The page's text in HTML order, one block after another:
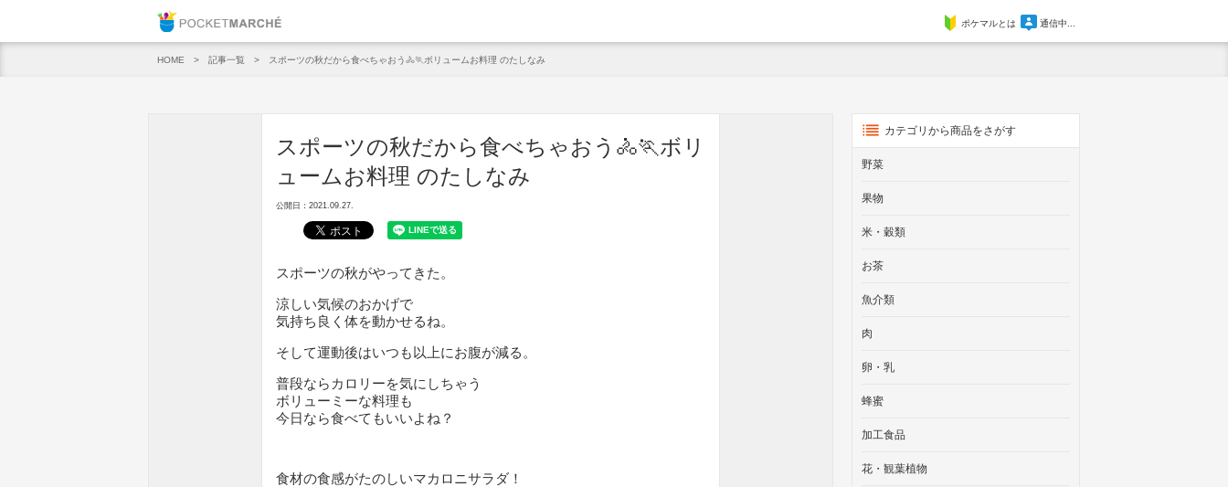
ポケマルとは 通信中...
HOME 記事一覧 スポーツの秋だから食べちゃおう🚴🏃ボリュームお料理 のたしなみ
スポーツの秋だから食べちゃおう🚴🏃ボリ
ュームお料理 のたしなみ
公開日：2021.09.27.
スポーツの秋がやってきた。
涼しい気候のおかげで
気持ち良く体を動かせるね。
そして運動後はいつも以上にお腹が減る。
普段ならカロリーを気にしちゃう
ボリューミーな料理も
今日なら食べてもいいよね？
食材の食感がたのしいマカロニサラダ！
カテゴリから商品をさがす
野菜
果物
米・穀類
お茶
魚介類
肉
卵・乳
蜂蜜
加工食品
花・観葉植物